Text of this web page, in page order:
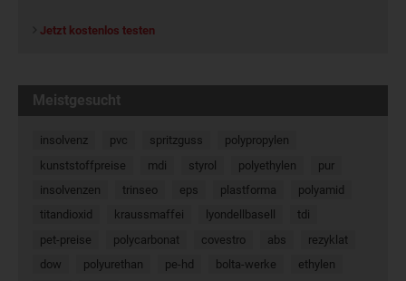
Jetzt kostenlos testen
Meistgesucht
insolvenz pvc spritzguss
polypropylen
kunststoffpreise
mdi styrol polyethylen
pur
insolvenzen
trinseo eps plastforma
polyamid
titandioxid
kraussmaffei lyondellbasell
tdi
pet-preise
polycarbonat covestro abs
rezyklat
dow
polyurethan pe-hd bolta-werke
ethylen